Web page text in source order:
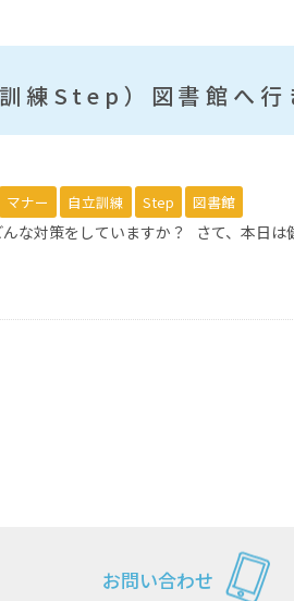
訓練Step）図書館へ行
マナー 自立訓練 Step 図書館
な対策をしていますか？ さて、本日は
お問い合わせ